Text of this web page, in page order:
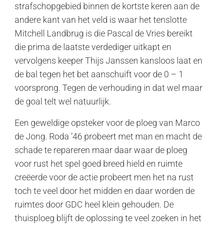
strafschopgebied binnen de kortste keren aan de
andere kant van het veld is waar het tenslotte
Mitchell Landbrug is die Pascal de Vries bereikt
die prima de laatste verdediger uitkapt en
vervolgens keeper Thijs Janssen kansloos laat en
de bal tegen het bet aanschuift voor de 0 – 1
voorsprong. Tegen de verhouding in dat wel maar
de goal telt wel natuurlijk.
Een geweldige opsteker voor de ploeg van Marco
de Jong. Roda ’46 probeert met man en macht de
schade te repareren maar daar waar de ploeg
voor rust het spel goed breed hield en ruimte
creëerde voor de actie probeert men het na rust
toch te veel door het midden en daar worden de
ruimtes door GDC heel klein gehouden. De
thuisploeg blijft de oplossing te veel zoeken in het